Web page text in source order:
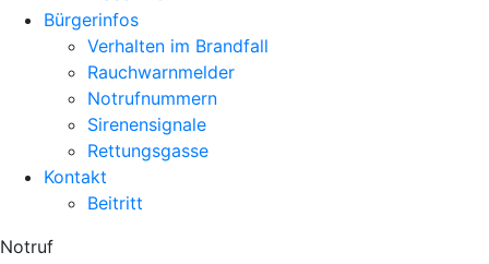
Bürgerinfos
Verhalten im Brandfall
Rauchwarnmelder
Notrufnummern
Sirenensignale
Rettungsgasse
Kontakt
Beitritt
Notruf